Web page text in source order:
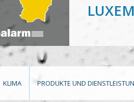
KLIMA PRODUKTE UND